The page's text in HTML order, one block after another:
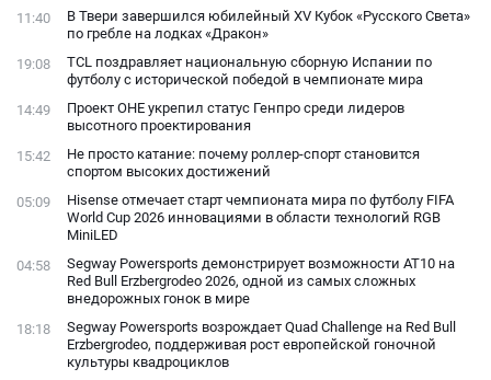
11:40
В Твери завершился юбилейный XV Кубок «Русского Света»
по гребле на лодках «Дракон»
19:08
TCL поздравляет национальную сборную Испании по
футболу с исторической победой в чемпионате мира
14:49
Проект ОНЕ укрепил статус Генпро среди лидеров
высотного проектирования
15:42
Не просто катание: почему роллер-спорт становится
спортом высоких достижений
05:09
Hisense отмечает старт чемпионата мира по футболу FIFA
World Cup 2026 инновациями в области технологий RGB
MiniLED
04:58
Segway Powersports демонстрирует возможности AT10 на
Red Bull Erzbergrodeo 2026, одной из самых сложных
внедорожных гонок в мире
18:18
Segway Powersports возрождает Quad Challenge на Red Bull
Erzbergrodeo, поддерживая рост европейской гоночной
культуры квадроциклов